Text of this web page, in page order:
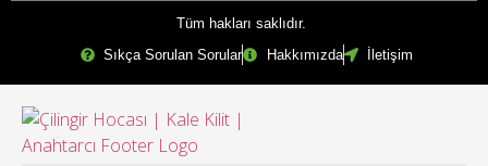
Tüm hakları saklıdır.
Sıkça Sorulan Sorular
Hakkımızda İletişim